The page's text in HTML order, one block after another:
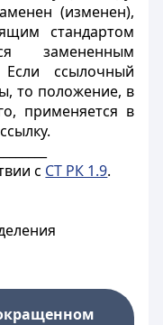
(изменен),
стандартом
замененным
ссылочный
то положение, в
применяется в
с СТ РК 1.9.